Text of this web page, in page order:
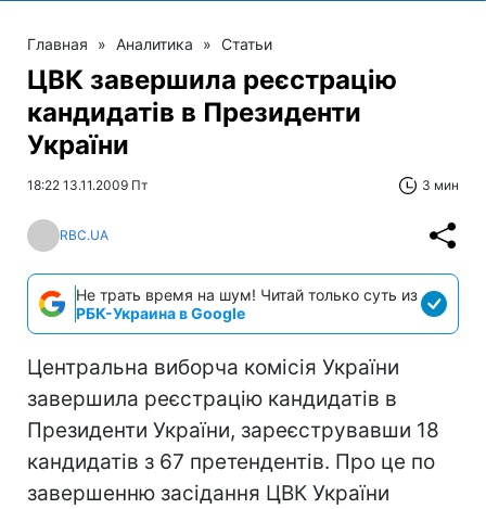
Главная » Аналитика » Статьи
ЦВК завершила реєстрацію
кандидатів в Президенти
України
18:22 13.11.2009 Пт 3 мин
RBC.UA
Не трать время на шум! Читай только суть из
РБК-Украина в Google
Центральна виборча комісія України
завершила реєстрацію кандидатів в
Президенти України, зареєструвавши 18
кандидатів з 67 претендентів. Про це по
завершенню засідання ЦВК України